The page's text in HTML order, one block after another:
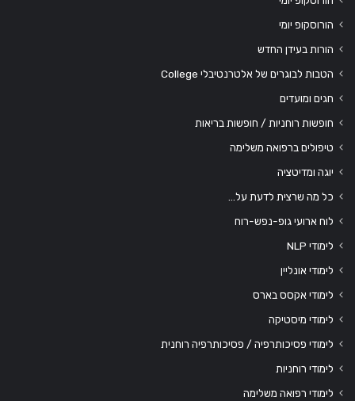
הורוסקופ יומי
הורות בעידן החדש
הטבות לבוגרים של אלטרנטיבלי College
חגים ומועדים
חופשות רוחניות / חופשות בריאות
טיפולים ברפואה משלימה
יוגה ומדיטציה
כל מה שרצית לדעת על…
לוח ארועי גופ-נפש-רוח
לימודי NLP
לימודי אונליין
לימודי אקסס בארס
לימודי מיסטיקה
לימודי פסיכותרפיה / פסיכותרפיה רוחנית
לימודי רוחניות
לימודי רפואה משלימה